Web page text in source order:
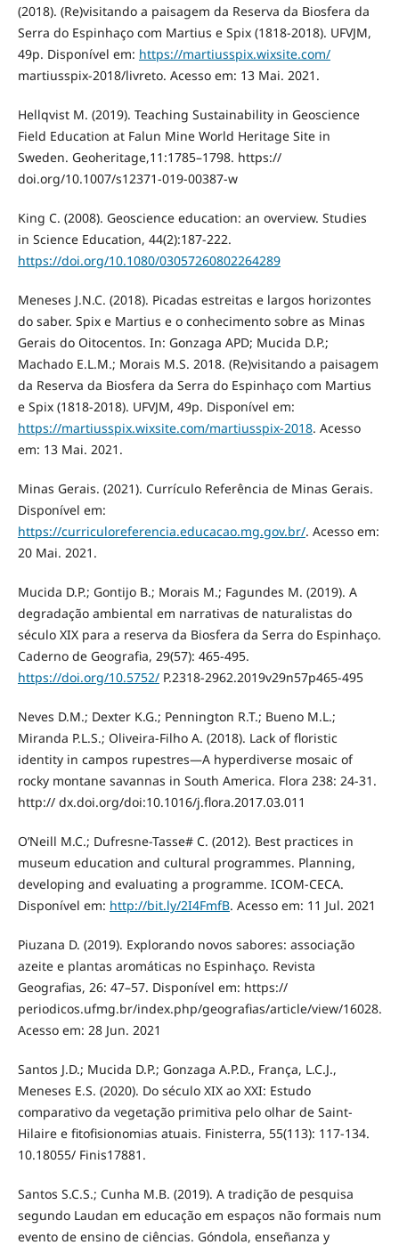
(2018). (Re)visitando a paisagem da Reserva da Biosfera da
Serra do Espinhaço com Martius e Spix (1818-2018). UFVJM,
49p. Disponível em: https://martiusspix.wixsite.com/
martiusspix-2018/livreto. Acesso em: 13 Mai. 2021.
Hellqvist M. (2019). Teaching Sustainability in Geoscience
Field Education at Falun Mine World Heritage Site in
Sweden. Geoheritage,11:1785–1798. https://
doi.org/10.1007/s12371-019-00387-w
King C. (2008). Geoscience education: an overview. Studies
in Science Education, 44(2):187-222.
https://doi.org/10.1080/03057260802264289
Meneses J.N.C. (2018). Picadas estreitas e largos horizontes
do saber. Spix e Martius e o conhecimento sobre as Minas
Gerais do Oitocentos. In: Gonzaga APD; Mucida D.P.;
Machado E.L.M.; Morais M.S. 2018. (Re)visitando a paisagem
da Reserva da Biosfera da Serra do Espinhaço com Martius
e Spix (1818-2018). UFVJM, 49p. Disponível em:
https://martiusspix.wixsite.com/martiusspix-2018. Acesso
em: 13 Mai. 2021.
Minas Gerais. (2021). Currículo Referência de Minas Gerais.
Disponível em:
https://curriculoreferencia.educacao.mg.gov.br/. Acesso em:
20 Mai. 2021.
Mucida D.P.; Gontijo B.; Morais M.; Fagundes M. (2019). A
degradação ambiental em narrativas de naturalistas do
século XIX para a reserva da Biosfera da Serra do Espinhaço.
Caderno de Geografia, 29(57): 465-495.
https://doi.org/10.5752/P.2318-2962.2019v29n57p465-495
Neves D.M.; Dexter K.G.; Pennington R.T.; Bueno M.L.;
Miranda P.L.S.; Oliveira-Filho A. (2018). Lack of floristic
identity in campos rupestres—A hyperdiverse mosaic of
rocky montane savannas in South America. Flora 238: 24-31.
http:// dx.doi.org/doi:10.1016/j.flora.2017.03.011
O’Neill M.C.; Dufresne-Tasse# C. (2012). Best practices in
museum education and cultural programmes. Planning,
developing and evaluating a programme. ICOM-CECA.
Disponível em: http://bit.ly/2I4FmfB. Acesso em: 11 Jul. 2021
Piuzana D. (2019). Explorando novos sabores: associação
azeite e plantas aromáticas no Espinhaço. Revista
Geografias, 26: 47–57. Disponível em: https://
periodicos.ufmg.br/index.php/geografias/article/view/16028.
Acesso em: 28 Jun. 2021
Santos J.D.; Mucida D.P.; Gonzaga A.P.D., França, L.C.J.,
Meneses E.S. (2020). Do século XIX ao XXI: Estudo
comparativo da vegetação primitiva pelo olhar de Saint-
Hilaire e fitofisionomias atuais. Finisterra, 55(113): 117-134.
10.18055/ Finis17881.
Santos S.C.S.; Cunha M.B. (2019). A tradição de pesquisa
segundo Laudan em educação em espaços não formais num
evento de ensino de ciências. Góndola, enseñanza y